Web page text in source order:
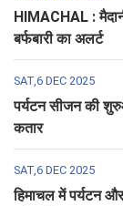
HIMACHAL :
बर्फबारी का अलर्ट
SAT,6 DEC 2025
पर्यटन सीजन की
कतार
SAT,6 DEC 2025
हिमाचल में पर्यटन